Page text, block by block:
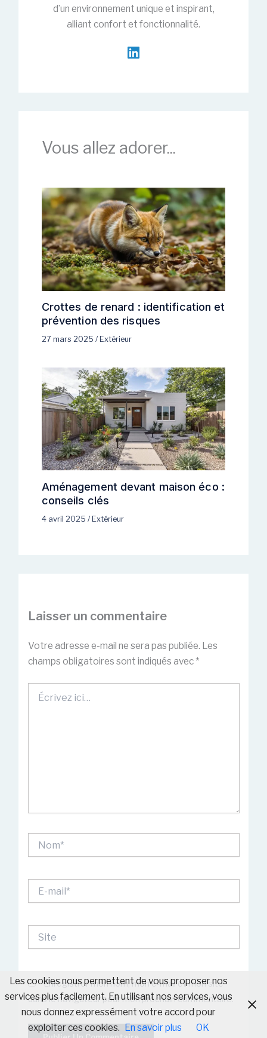
d’un environnement unique et inspirant,
alliant confort et fonctionnalité.
Vous allez adorer...
Crottes de renard : identification et
prévention des risques
27 mars 2025 / Extérieur
Aménagement devant maison éco :
conseils clés
4 avril 2025 / Extérieur
Laisser un commentaire
Votre adresse e-mail ne sera pas publiée. Les
champs obligatoires sont indiqués avec *
ici…
mail*
Enregistrer mon nom, mon e-mail et mon site
dans le navigateur pour mon prochain commentaire.
Les cookies nous permettent de vous proposer nos
services plus facilement. En utilisant nos services, vous
nous donnez expressément votre accord pour
exploiter ces cookies. En savoir plus OK